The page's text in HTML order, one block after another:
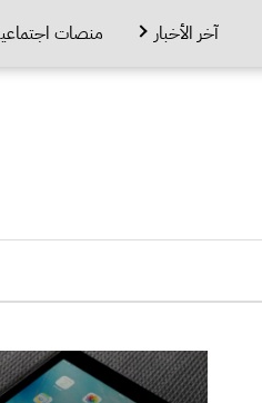
آخر الأخبار منصات